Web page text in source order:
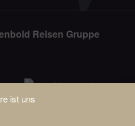
ist uns
Reisen Gruppe